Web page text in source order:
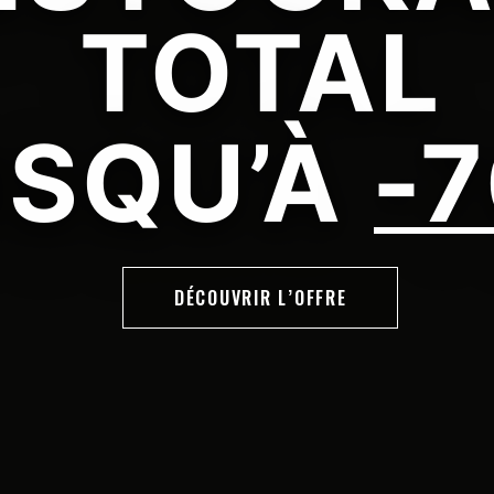
TOTAL
-
DÉCOUVRIR L’OFFRE